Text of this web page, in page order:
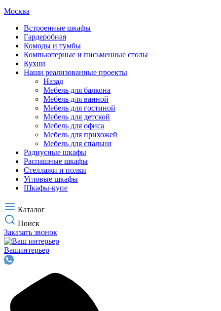
Москва
Встроенные шкафы
Гардеробная
Комоды и тумбы
Компьютерные и письменные столы
Кухни
Наши реализованные проекты
Назад
Мебель для балкона
Мебель для ванной
Мебель для гостиной
Мебель для детской
Мебель для офиса
Мебель для прихожей
Мебель для спальни
Радиусные шкафы
Распашные шкафы
Стеллажи и полки
Угловые шкафы
Шкафы-купе
Каталог
Поиск
Заказать звонок
Вашинтерьер